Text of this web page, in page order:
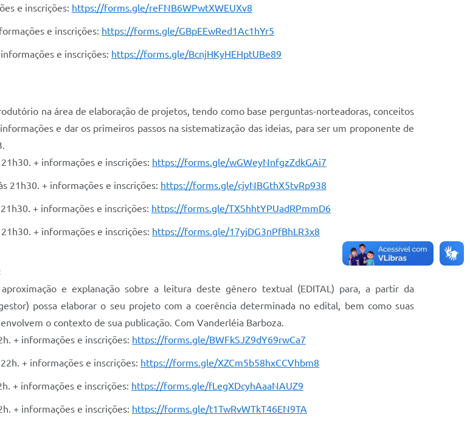
e inscrições: https://forms.gle/reFNB6WPwtXWEUXv8
e inscrições: https://forms.gle/GBpEEwRed1Ac1hYr5
e inscrições: https://forms.gle/BcnjHKyHEHptUBe89
na área de elaboração de projetos, tendo como base perguntas-norteadoras, conceitos
e dar os primeiros passos na sistematização das ideias, para ser um proponente de
+ informações e inscrições: https://forms.gle/wGWeyNnfgzZdkGAi7
21h30. + informações e inscrições: https://forms.gle/cjyNBGthX5tvRp938
+ informações e inscrições: https://forms.gle/TXShhtYPUadRPmmD6
+ informações e inscrições: https://forms.gle/17yjDG3nPfBhLR3x8
e explanação sobre a leitura deste gênero textual (EDITAL) para, a partir da
possa elaborar o seu projeto com a coerência determinada no edital, bem como suas
o contexto de sua publicação. Com Vanderléia Barboza.
+ informações e inscrições: https://forms.gle/BWFkSJZ9dY69rwCa7
+ informações e inscrições: https://forms.gle/XZCm5b58hxCCVhbm8
+ informações e inscrições: https://forms.gle/fLegXDcyhAaaNAUZ9
+ informações e inscrições: https://forms.gle/t1TwRvWTkT46EN9TA